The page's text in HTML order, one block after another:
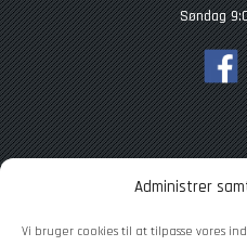
Administrer
Vi bruger cookies til at tilpasse vores
Søndag
TILMELD